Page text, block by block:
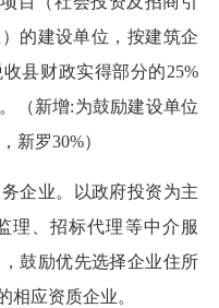
的建设单位，按建筑企
县财政实得部分的25%
（新增:为鼓励建设单位
新罗30%）
企业。以政府投资为主
理、招标代理等中介服
鼓励优先选择企业住所
相应资质企业。